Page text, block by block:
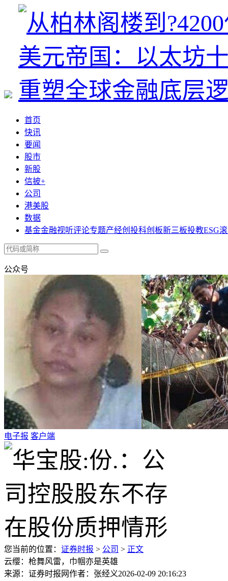
首页
快讯
要闻
股市
新股
信披+
公司
港美股
数据
基金金融视听评论专题产经创投科创板新三板投教ESG
公众号
电子报 客户端
您当前的位置： 证券时报 > 公司 > 正文
云缨：枪舞风雷，巾帼亦是英雄
来源：证券时报网作者：张经义2026-02-09 20:16:23